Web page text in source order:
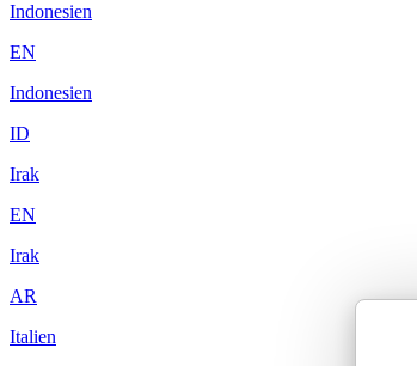
Indonesien
EN
Indonesien
ID
Irak
EN
Irak
AR
Italien